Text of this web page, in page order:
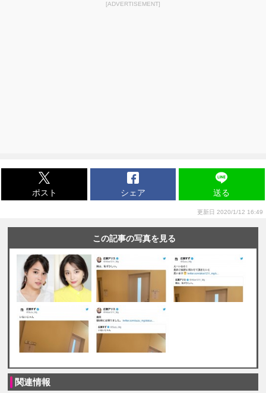
[ADVERTISEMENT]
ポスト シェア 送る
更新日 2020/1/12 16:49
この記事の写真を見る
関連情報